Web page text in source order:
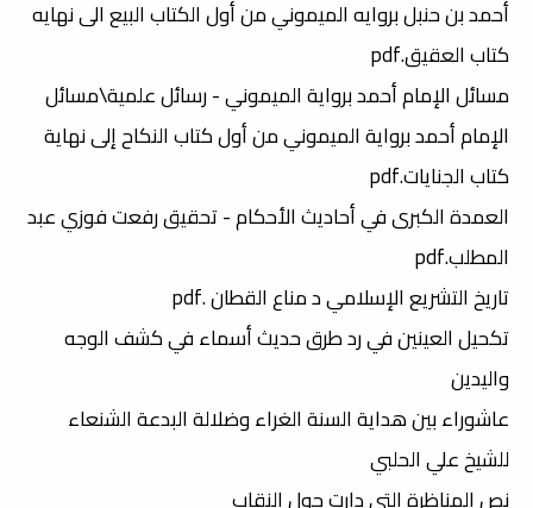
أحمد بن حنبل بروايه الميموني من أول الكتاب البيع الى نهايه
كتاب العقيق.pdf
مسائل الإمام أحمد برواية الميموني - رسائل علمية\مسائل
الإمام أحمد برواية الميموني من أول كتاب النكاح إلى نهاية
كتاب الجنايات.pdf
العمدة الكبرى في أحاديث الأحكام - تحقيق رفعت فوزي عبد
المطلب.pdf
تاريخ التشريع الإسلامي د مناع القطان .pdf
تكحيل العينين في رد طرق حديث أسماء في كشف الوجه
واليدين
عاشوراء بين هداية السنة الغراء وضلالة البدعة الشنعاء
للشيخ علي الحلبي
نص المناظرة التي دارت حول النقاب